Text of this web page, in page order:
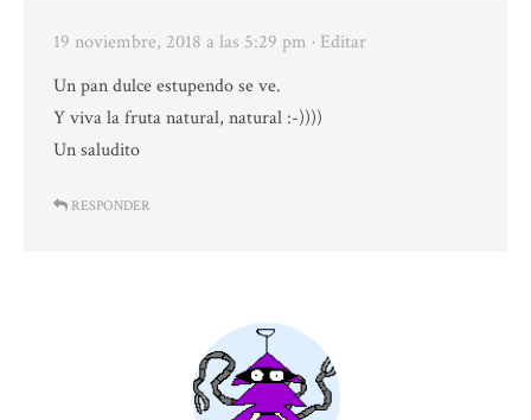
19 noviembre, 2018 a las 5:29 pm · Editar
Un pan dulce estupendo se ve.
Y viva la fruta natural, natural :-))))
Un saludito
RESPONDER